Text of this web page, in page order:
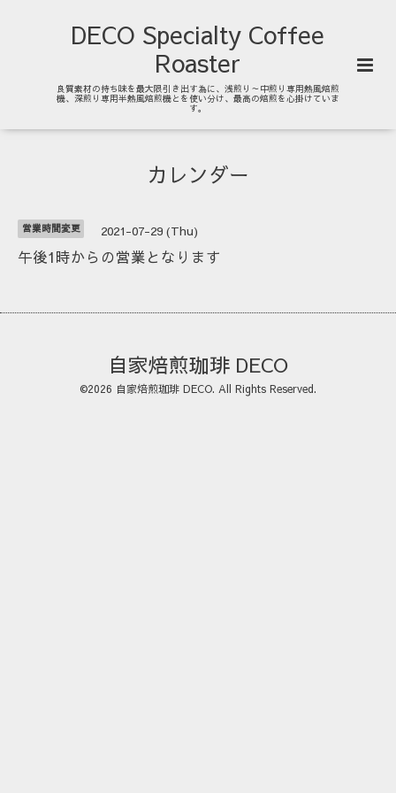
DECO Specialty Coffee
Roaster
良質素材の持ち味を最大限引き出す為に、浅煎り～中煎り専用熱風焙煎
機、深煎り専用半熱風焙煎機とを使い分け、最高の焙煎を心掛けていま
す。
カレンダー
営業時間変更 2021-07-29 (Thu)
午後1時からの営業となります
自家焙煎珈琲 DECO
©2026 自家焙煎珈琲 DECO. All Rights Reserved.